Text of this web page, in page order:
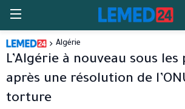
Algérie
L’Algérie à nouveau sous
après une résolution de
torture